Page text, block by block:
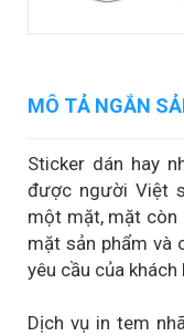
MÔ TẢ NGẮN
Sticker dán hay
được người Việt
một mặt, mặt còn
mặt sản phẩm và
yêu cầu của khách
Dịch vụ in tem